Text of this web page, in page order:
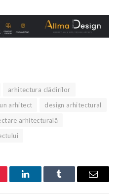
arhitectura clădirilor
arhitect
design arhitectural
arhitecturală
LinkedInTumblr Email